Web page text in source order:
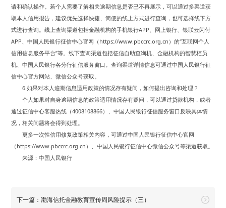
请和确认操作。若个人需要了解相关逾期信息是否已不再展示，可以通过多渠道获
取本人信用报告，建议优先选择快捷、简便的线上方式进行查询，也可选择线下方
式进行查询。线上查询渠道包括金融机构的手机银行APP、网上银行、银联云闪付
APP、中国人民银行征信中心官网（https://www.pbccrc.org.cn）的“互联网个人
信用信息服务平台”等。线下查询渠道包括征信自助查询机、金融机构的智慧柜员
机、中国人民银行各分行征信服务窗口。查询渠道详情信息可通过中国人民银行征
信中心官方网站、微信公众号获取。
6.如果对本人逾期信息适用政策的情况存有疑问，如何提出咨询和处理？
个人如果对自身逾期信息的政策适用情况存有疑问，可以通过贷款机构，或者
通过征信中心客服热线（4008108866）、中国人民银行征信服务窗口反映具体情
况，相关问题将会得到处理。
更多一次性信用修复政策相关内容，可通过中国人民银行征信中心官网
（https://www.pbccrc.org.cn）、中国人民银行征信中心微信公众号等渠道获取。
来源：中国人民银行
下一篇：渤海信托金融教育宣传周风险提示（三）